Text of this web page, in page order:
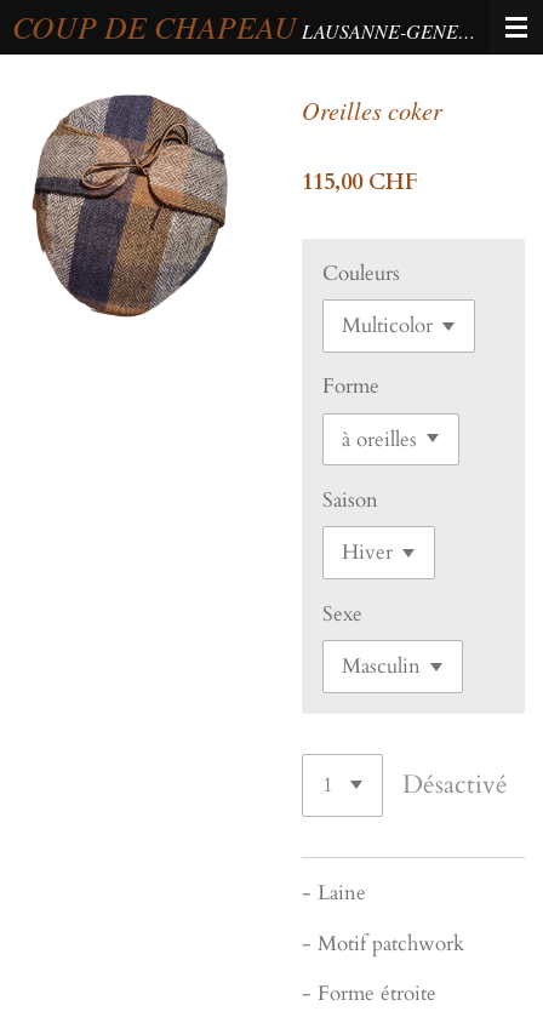
Passer
au
principal
COUP DE CHAPEAU LAUSANNE-GENEVA-BERNE
Oreilles coker
115,00 CHF
Couleurs
Forme
Saison
Sexe
Désactivé
- Laine
- Motif patchwork
- Forme étroite